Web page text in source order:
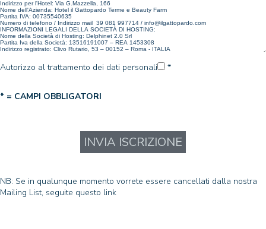
Autorizzo al trattamento dei dati personali *
* = CAMPI OBBLIGATORI
NB: Se in qualunque momento vorrete essere cancellati dalla nostra
Mailing List, seguite questo link